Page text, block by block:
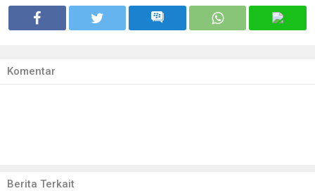
Komentar
Berita Terkait